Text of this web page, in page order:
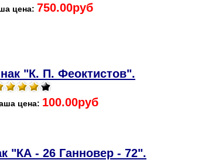
цена: 750.00руб
"К. П. Феоктистов".
цена: 100.00руб
"КА - 26 Ганновер - 72".